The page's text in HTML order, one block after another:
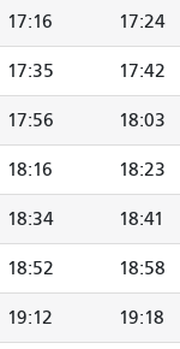
17:16 17:24
17:35 17:42
17:56 18:03
18:16 18:23
18:34 18:41
18:52 18:58
19:12 19:18